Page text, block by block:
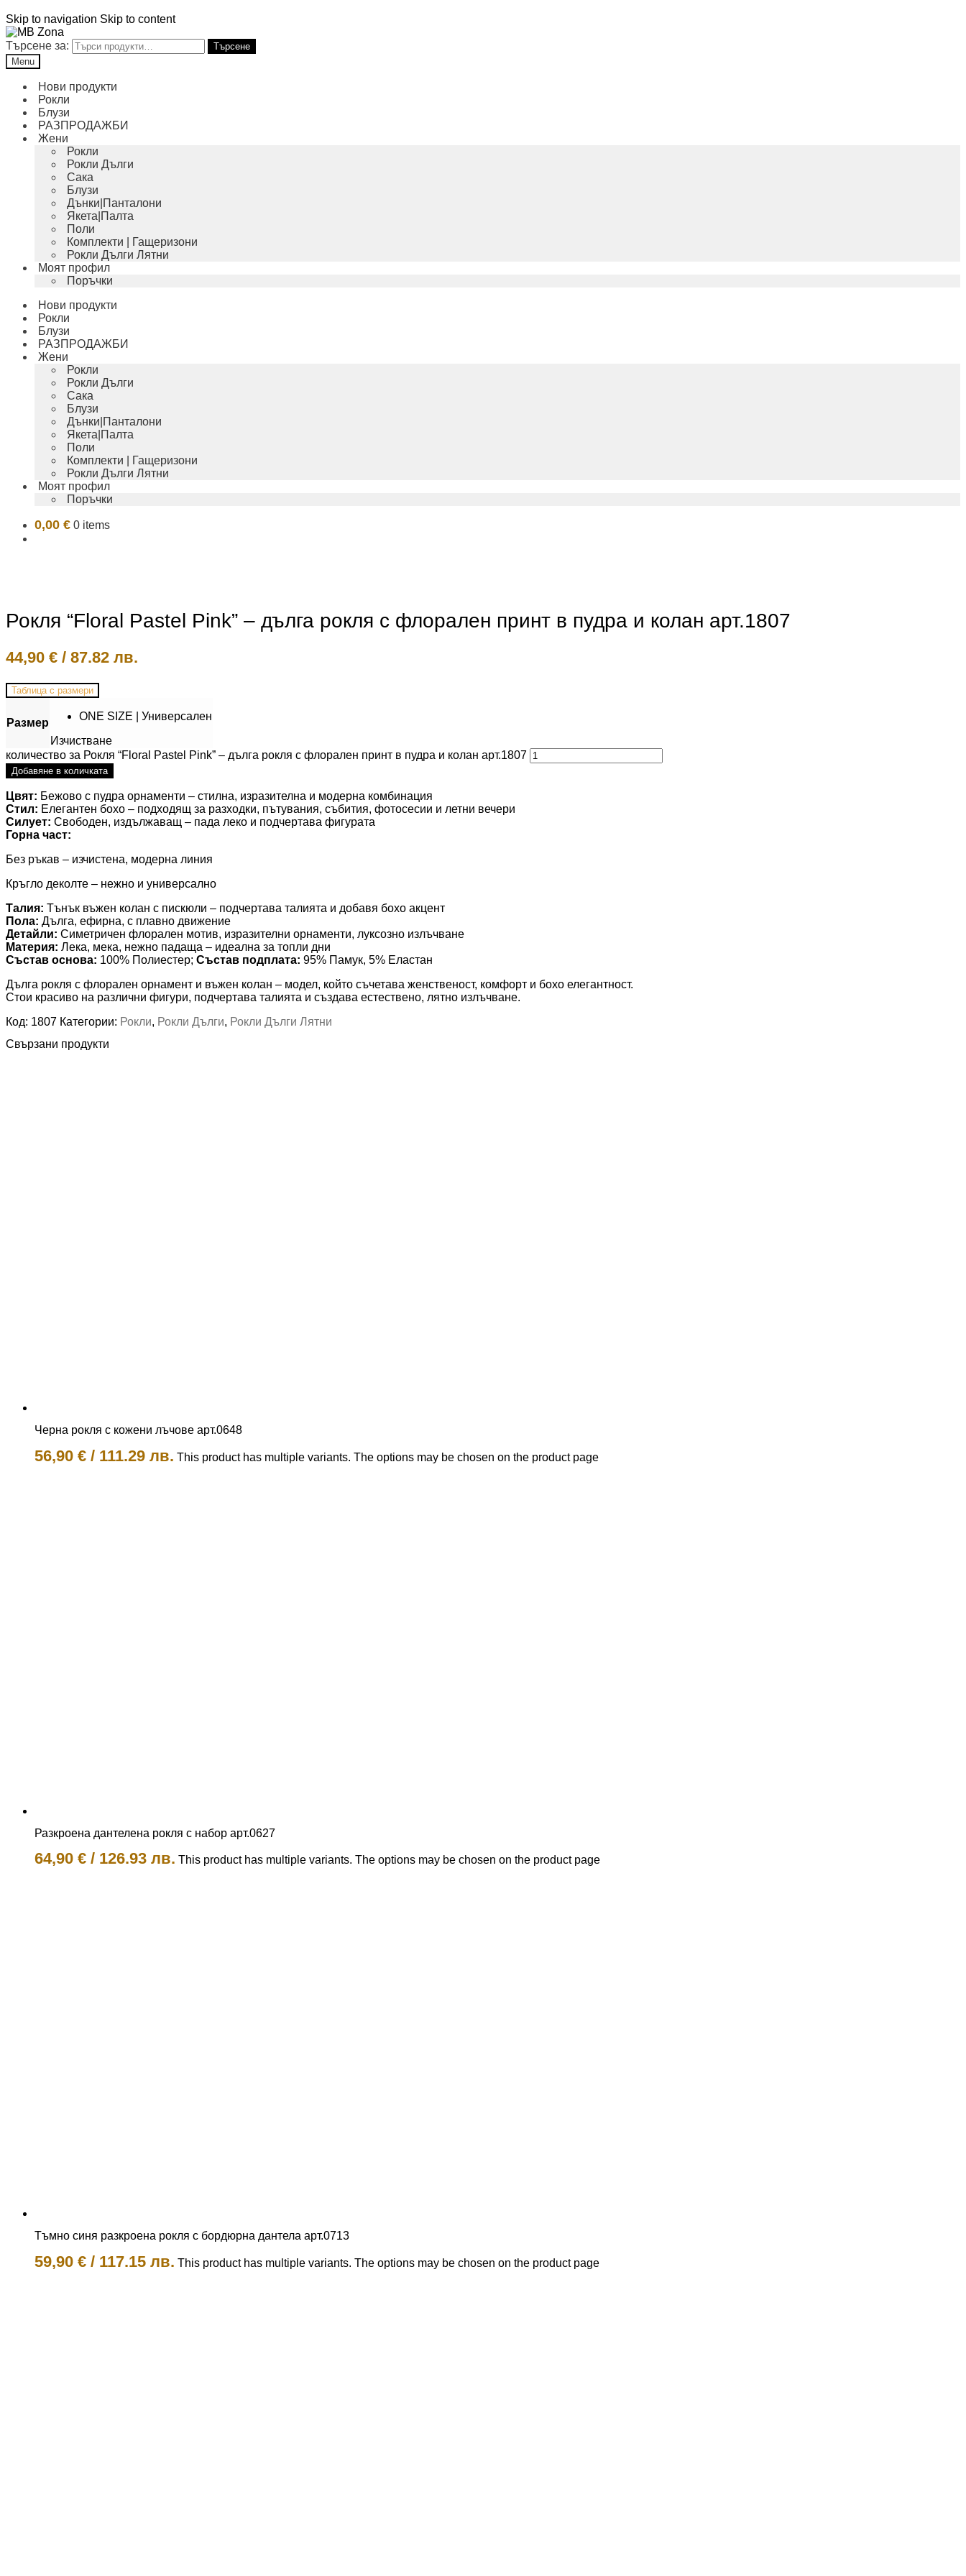
Skip to navigation Skip to content
Търсене за:
Търсене
Menu
Нови продукти
Рокли
Блузи
РАЗПРОДАЖБИ
Жени
Рокли
Рокли Дълги
Сака
Блузи
Дънки|Панталони
Якета|Палта
Поли
Комплекти | Гащеризони
Рокли Дълги Лятни
Моят профил
Поръчки
Нови продукти
Рокли
Блузи
РАЗПРОДАЖБИ
Жени
Рокли
Рокли Дълги
Сака
Блузи
Дънки|Панталони
Якета|Палта
Поли
Комплекти | Гащеризони
Рокли Дълги Лятни
Моят профил
Поръчки
0,00 € 0 items
Рокля “Floral Pastel Pink” – дълга рокля с флорален принт в пудра и колан арт.1807
44,90 € / 87.82 лв.
Таблица с размери
Размер
ONE SIZE | Универсален
Изчистване
количество за Рокля “Floral Pastel Pink” – дълга рокля с флорален принт в пудра и колан арт.1807
Добавяне в количката
Цвят: Бежово с пудра орнаменти – стилна, изразителна и модерна комбинация
Стил: Елегантен бохо – подходящ за разходки, пътувания, събития, фотосесии и летни вечери
Силует: Свободен, издължаващ – пада леко и подчертава фигурата
Горна част:
Без ръкав – изчистена, модерна линия
Кръгло деколте – нежно и универсално
Талия: Тънък въжен колан с пискюли – подчертава талията и добавя бохо акцент
Пола: Дълга, ефирна, с плавно движение
Детайли: Симетричен флорален мотив, изразителни орнаменти, луксозно излъчване
Материя: Лека, мека, нежно падаща – идеална за топли дни
Състав основа: 100% Полиестер; Състав подплата: 95% Памук, 5% Еластан
Дълга рокля с флорален орнамент и въжен колан – модел, който съчетава женственост, комфорт и бохо елегантност.
Стои красиво на различни фигури, подчертава талията и създава естествено, лятно излъчване.
Код: 1807 Категории: Рокли, Рокли Дълги, Рокли Дълги Лятни
Свързани продукти
Черна рокля с кожени лъчове арт.0648
56,90 € / 111.29 лв. This product has multiple variants. The options may be chosen on the product page
Разкроена дантелена рокля с набор арт.0627
64,90 € / 126.93 лв. This product has multiple variants. The options may be chosen on the product page
Тъмно синя разкроена рокля с бордюрна дантела арт.0713
59,90 € / 117.15 лв. This product has multiple variants. The options may be chosen on the product page